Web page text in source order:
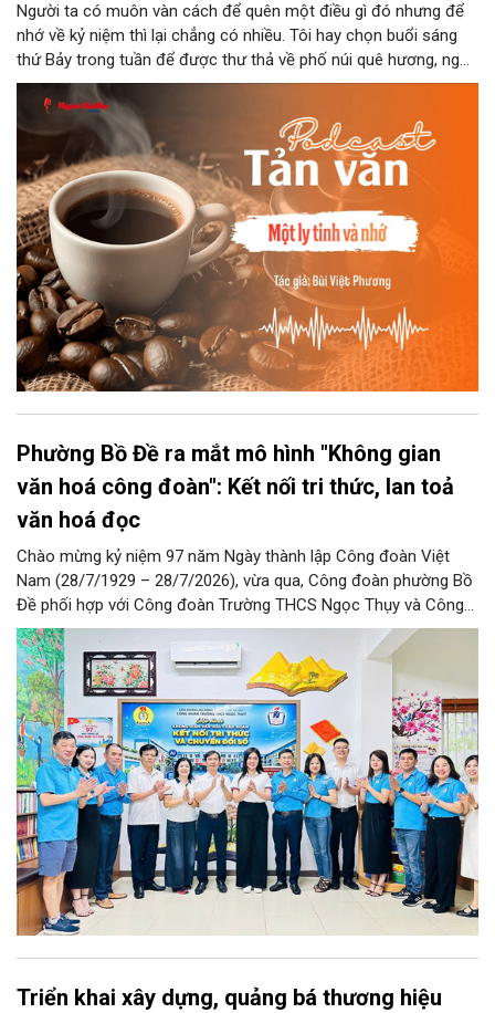
Người ta có muôn vàn cách để quên một điều gì đó nhưng để
nhớ về kỷ niệm thì lại chẳng có nhiều. Tôi hay chọn buổi sáng
thứ Bảy trong tuần để được thư thả về phố núi quê hương, ngồi
đợi giọt đắng của đất đai, mưa nắng điểm từng nhịp xuống
chiếc ly sứ như đợi thời gian mở cánh cửa diệu kì của mình.
Phường Bồ Đề ra mắt mô hình "Không gian
văn hoá công đoàn": Kết nối tri thức, lan toả
văn hoá đọc
Chào mừng kỷ niệm 97 năm Ngày thành lập Công đoàn Việt
Nam (28/7/1929 – 28/7/2026), vừa qua, Công đoàn phường Bồ
Đề phối hợp với Công đoàn Trường THCS Ngọc Thụy và Công
đoàn Trường Tiểu học Ái Mộ B tổ chức Lễ ra mắt Mô hình
“Không gian văn hóa công đoàn”.
Triển khai xây dựng, quảng bá thương hiệu